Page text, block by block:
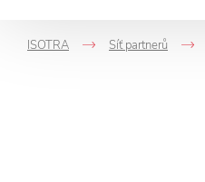
ISOTRA
->
Síť partnerů